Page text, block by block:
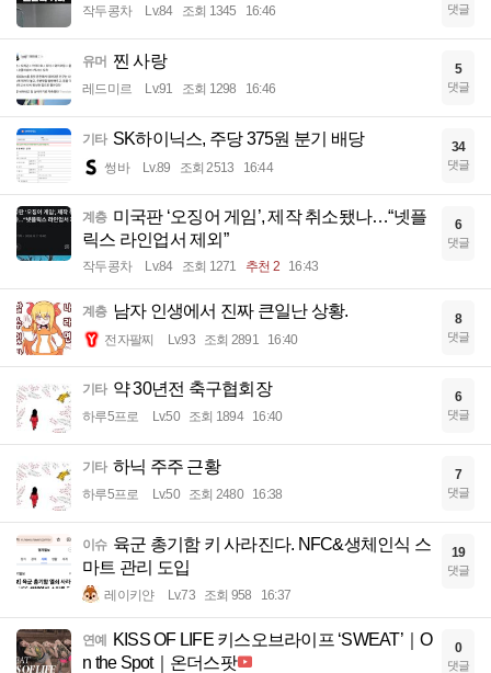
작두콩차 Lv.84 조회 1345 16:46 댓글
유머 찐 사랑
레드미르 Lv.91 조회 1298 16:46
5
댓글
기타 SK하이닉스, 주당 375원 분기 배당
썽바 Lv.89 조회 2513 16:44
34
댓글
계층 미국판 ‘오징어 게임’, 제작 취소됐나…“넷플
릭스 라인업서 제외”
작두콩차 Lv.84 조회 1271 추천 2 16:43
6
댓글
계층 남자 인생에서 진짜 큰일난 상황.
전자팔찌 Lv.93 조회 2891 16:40
8
댓글
기타 약 30년전 축구협회장
하루5프로 Lv.50 조회 1894 16:40
6
댓글
기타 하닉 주주 근황
하루5프로 Lv.50 조회 2480 16:38
7
댓글
이슈 육군 총기함 키 사라진다. NFC&생체인식 스
마트 관리 도입
레이키얀 Lv.73 조회 958 16:37
19
댓글
연예
KISS OF LIFE 키스오브라이프 ‘SWEAT’｜O
n the Spot｜온더스팟
0
댓글